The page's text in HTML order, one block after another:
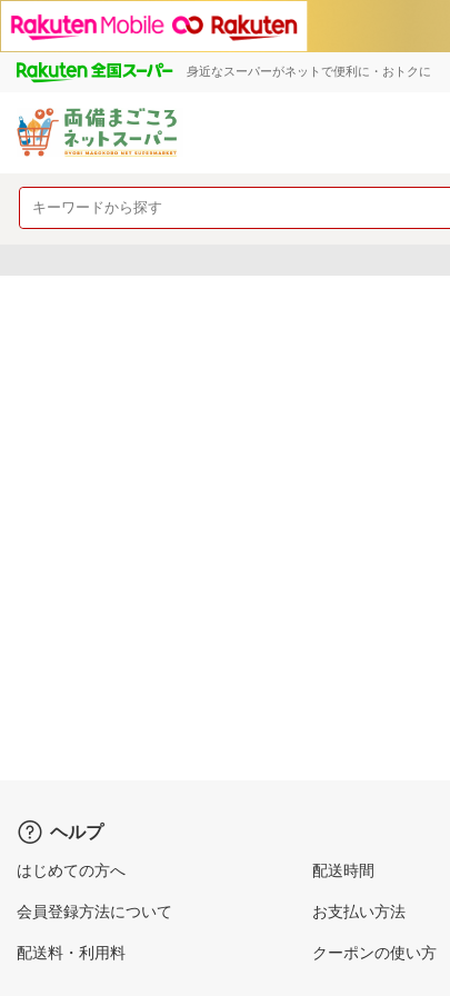
身近なスーパーがネットで便利に・おトクに
ヘルプ
はじめての方へ
会員登録方法について
配送料・利用料
配送時間
お支払い方法
クーポンの使い方